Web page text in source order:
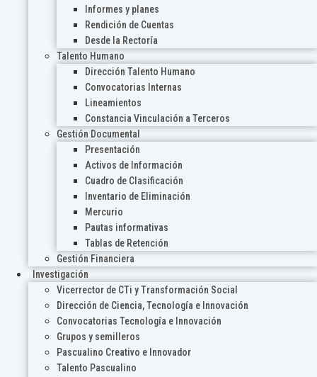
Informes y planes
Rendición de Cuentas
Desde la Rectoría
Talento Humano
Dirección Talento Humano
Convocatorias Internas
Lineamientos
Constancia Vinculación a Terceros
Gestión Documental
Presentación
Activos de Información
Cuadro de Clasificación
Inventario de Eliminación
Mercurio
Pautas informativas
Tablas de Retención
Gestión Financiera
Investigación
Vicerrector de CTi y Transformación Social
Dirección de Ciencia, Tecnología e Innovación
Convocatorias Tecnología e Innovación
Grupos y semilleros
Pascualino Creativo e Innovador
Talento Pascualino